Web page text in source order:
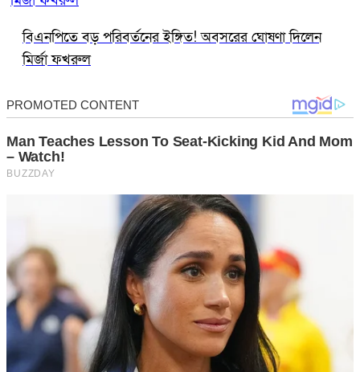
বিএনপিতে বড় পরিবর্তনের ইঙ্গিত! অবসরের ঘোষণা দিলেন
মির্জা ফখরুল